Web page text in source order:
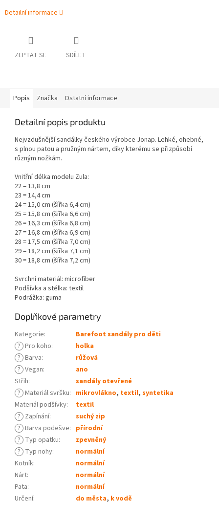
Detailní informace
ZEPTAT SE SDÍLET
Popis Značka Ostatní informace
Detailní popis produktu
Nejvzdušnější sandálky českého výrobce Jonap. Lehké, ohebné,
s plnou patou a pružným nártem, díky kterému se přizpůsobí
různým nožkám.
Vnitřní délka modelu Zula:
22 = 13,8 cm
23 = 14,4 cm
24 = 15,0 cm (šířka 6,4 cm)
25 = 15,8 cm (šířka 6,6 cm)
26 = 16,3 cm (šířka 6,8 cm)
27 = 16,8 cm (šířka 6,9 cm)
28 = 17,5 cm (šířka 7,0 cm)
29 = 18,2 cm (šířka 7,1 cm)
30 = 18,8 cm (šířka 7,2 cm)
Svrchní materiál: microfiber
Podšívka a stélka: textil
Podrážka: guma
Doplňkové parametry
Kategorie:
Barefoot sandály pro děti
? Pro koho:
holka
? Barva:
růžová
? Vegan:
ano
Střih:
sandály otevřené
? Materiál svršku: mikrovlákno, textil, syntetika
Materiál podšívky:
textil
? Zapínání:
suchý zip
? Barva podešve: přírodní
? Typ opatku:
zpevněný
? Typ nohy:
normální
Kotník:
normální
Nárt:
normální
Pata:
normální
Určení: do města, k vodě